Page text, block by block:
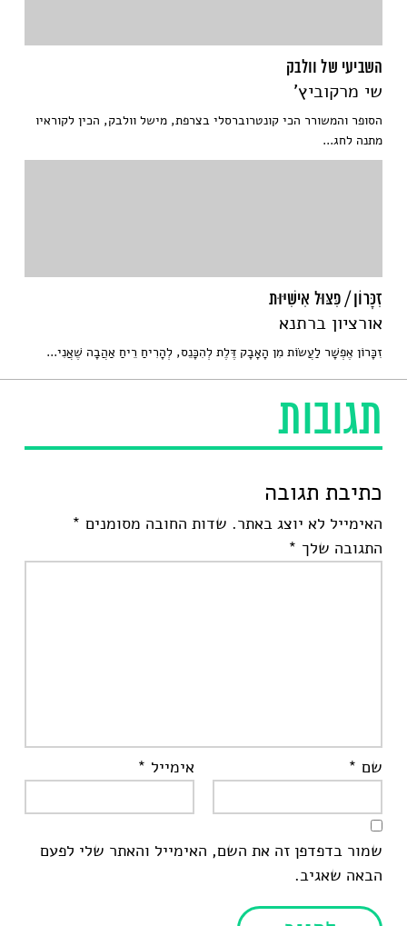
תגובות
כתיבת תגובה
האימייל לא יוצג באתר. שדות החובה מסומנים *
התגובה שלך *
שם * אימייל *
שמור בדפדפן זה את השם, האימייל והאתר שלי לפעם
הבאה שאגיב.
השביעי של וולבק
שי מרקוביץ'
הסופר והמשורר הכי קונטרוברסלי בצרפת, מישל וולבק, הכין לקוראיו
מתנה לחג...
זִכָּרוֹן / פִּצּוּל אִישִׁיּוּת
אורציון ברתנא
זִכָּרוֹן אֶפְשָׁר לַעֲשׂוֹת מִן הָאָבָק דֶּלֶת לְהִכָּנֵס, לְהָרִיחַ רֵיחַ אַהֲבָה שֶׁאֲנִי...